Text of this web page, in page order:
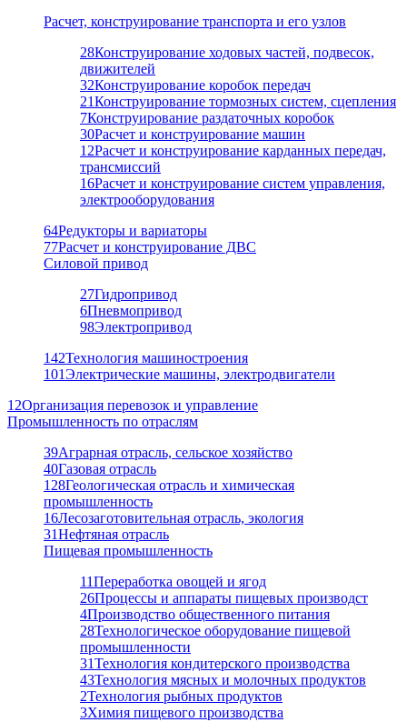
Расчет, конструирование транспорта и его узлов
28Конструирование ходовых частей, подвесок,
движителей
32Конструирование коробок передач
21Конструирование тормозных систем, сцепления
7Конструирование раздаточных коробок
30Расчет и конструирование машин
12Расчет и конструирование карданных передач,
трансмиссий
16Расчет и конструирование систем управления,
электрооборудования
64Редукторы и вариаторы
77Расчет и конструирование ДВС
Силовой привод
27Гидропривод
6Пневмопривод
98Электропривод
142Технология машиностроения
101Электрические машины, электродвигатели
12Организация перевозок и управление
Промышленность по отраслям
39Аграрная отрасль, сельское хозяйство
40Газовая отрасль
128Геологическая отрасль и химическая
промышленность
16Лесозаготовительная отрасль, экология
31Нефтяная отрасль
Пищевая промышленность
11Переработка овощей и ягод
26Процессы и аппараты пищевых производст
4Производство общественного питания
28Технологическое оборудование пищевой
промышленности
31Технология кондитерского производства
43Технология мясных и молочных продуктов
2Технология рыбных продуктов
3Химия пищевого производства